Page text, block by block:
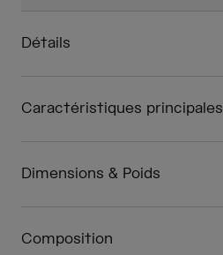
Détails
Caractéristiques principales
Dimensions & Poids
Composition